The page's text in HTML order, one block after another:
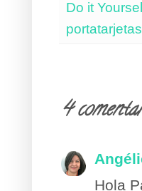
Do it
4
Hola